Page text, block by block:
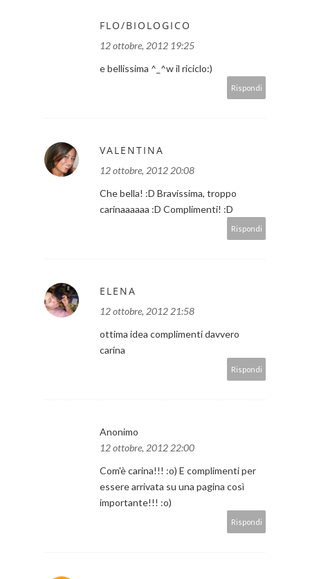
FLO/BIOLOGICO
12 ottobre, 2012 19:25
e bellissima ^_^w il riciclo:)
Rispondi
VALENTINA
12 ottobre, 2012 20:08
Che bella! :D Bravissima, troppo
carinaaaaaa :D Complimenti! :D
Rispondi
ELENA
12 ottobre, 2012 21:58
ottima idea complimenti davvero
carina
Rispondi
Anonimo
12 ottobre, 2012 22:00
Com'è carina!!! :o) E complimenti per
essere arrivata su una pagina così
importante!!! :o)
Rispondi